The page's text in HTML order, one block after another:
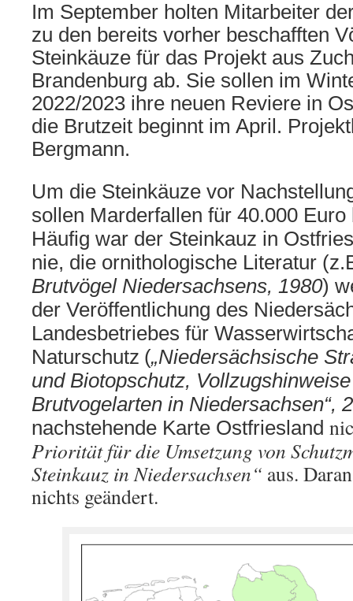
Im September holten Mitarbeiter
zu den bereits vorher beschafften
Steinkäuze für das Projekt aus
Brandenburg ab. Sie sollen im
2022/2023 ihre neuen Reviere in
die Brutzeit beginnt im April.
Bergmann.
Um die Steinkäuze vor
sollen Marderfallen für 40.000
Häufig war der Steinkauz in
nie, die ornithologische Literatur
Brutvögel Niedersachsens, 1980)
der Veröffentlichung des
Landesbetriebes für
Naturschutz („Niedersächsische
und Biotopschutz,
Brutvogelarten in Niedersachsen“,
nachstehende Karte Ostfriesland
Priorität für die Umsetzung von
Steinkauz in Niedersachsen“ aus.
nichts geändert.